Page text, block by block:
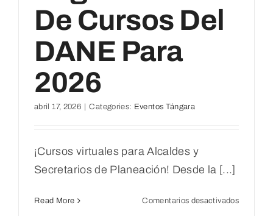
De Cursos Del
DANE Para
2026
abril 17, 2026 | Categories: Eventos Tángara
¡Cursos virtuales para Alcaldes y
Secretarios de Planeación! Desde la [...]
Read More Comentarios desactivadosen